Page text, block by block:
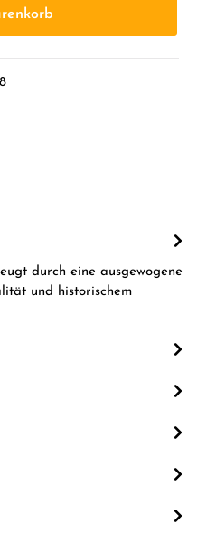
durch eine ausgewogene
und historischem